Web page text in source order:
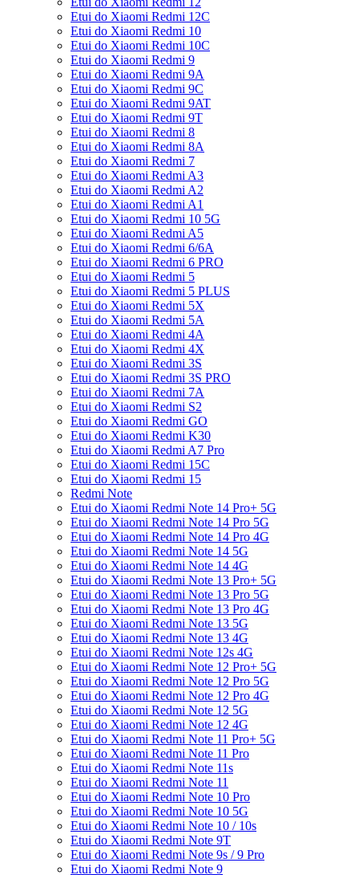
Etui do Xiaomi Redmi 12C
Etui do Xiaomi Redmi 10
Etui do Xiaomi Redmi 10C
Etui do Xiaomi Redmi 9
Etui do Xiaomi Redmi 9A
Etui do Xiaomi Redmi 9C
Etui do Xiaomi Redmi 9AT
Etui do Xiaomi Redmi 9T
Etui do Xiaomi Redmi 8
Etui do Xiaomi Redmi 8A
Etui do Xiaomi Redmi 7
Etui do Xiaomi Redmi A3
Etui do Xiaomi Redmi A2
Etui do Xiaomi Redmi A1
Etui do Xiaomi Redmi 10 5G
Etui do Xiaomi Redmi A5
Etui do Xiaomi Redmi 6/6A
Etui do Xiaomi Redmi 6 PRO
Etui do Xiaomi Redmi 5
Etui do Xiaomi Redmi 5 PLUS
Etui do Xiaomi Redmi 5X
Etui do Xiaomi Redmi 5A
Etui do Xiaomi Redmi 4A
Etui do Xiaomi Redmi 4X
Etui do Xiaomi Redmi 3S
Etui do Xiaomi Redmi 3S PRO
Etui do Xiaomi Redmi 7A
Etui do Xiaomi Redmi S2
Etui do Xiaomi Redmi GO
Etui do Xiaomi Redmi K30
Etui do Xiaomi Redmi A7 Pro
Etui do Xiaomi Redmi 15C
Etui do Xiaomi Redmi 15
Redmi Note
Etui do Xiaomi Redmi Note 14 Pro+ 5G
Etui do Xiaomi Redmi Note 14 Pro 5G
Etui do Xiaomi Redmi Note 14 Pro 4G
Etui do Xiaomi Redmi Note 14 5G
Etui do Xiaomi Redmi Note 14 4G
Etui do Xiaomi Redmi Note 13 Pro+ 5G
Etui do Xiaomi Redmi Note 13 Pro 5G
Etui do Xiaomi Redmi Note 13 Pro 4G
Etui do Xiaomi Redmi Note 13 5G
Etui do Xiaomi Redmi Note 13 4G
Etui do Xiaomi Redmi Note 12s 4G
Etui do Xiaomi Redmi Note 12 Pro+ 5G
Etui do Xiaomi Redmi Note 12 Pro 5G
Etui do Xiaomi Redmi Note 12 Pro 4G
Etui do Xiaomi Redmi Note 12 5G
Etui do Xiaomi Redmi Note 12 4G
Etui do Xiaomi Redmi Note 11 Pro+ 5G
Etui do Xiaomi Redmi Note 11 Pro
Etui do Xiaomi Redmi Note 11s
Etui do Xiaomi Redmi Note 11
Etui do Xiaomi Redmi Note 10 Pro
Etui do Xiaomi Redmi Note 10 5G
Etui do Xiaomi Redmi Note 10 / 10s
Etui do Xiaomi Redmi Note 9T
Etui do Xiaomi Redmi Note 9s / 9 Pro
Etui do Xiaomi Redmi Note 9